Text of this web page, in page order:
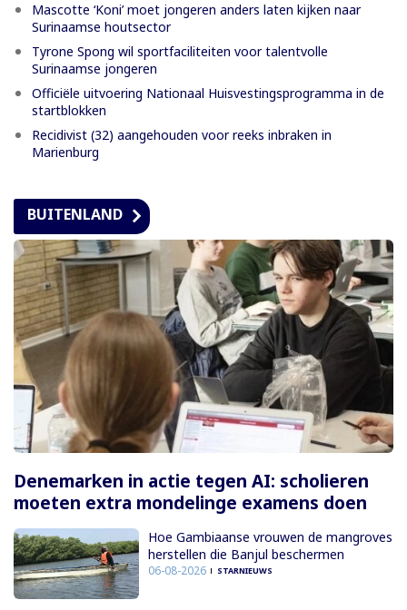
Mascotte ‘Koni’ moet jongeren anders laten kijken naar
Surinaamse houtsector
Tyrone Spong wil sportfaciliteiten voor talentvolle
Surinaamse jongeren
Officiële uitvoering Nationaal Huisvestingsprogramma in de
startblokken
Recidivist (32) aangehouden voor reeks inbraken in
Marienburg
BUITENLAND
Denemarken in actie tegen AI: scholieren
moeten extra mondelinge examens doen
Hoe Gambiaanse vrouwen de mangroves
herstellen die Banjul beschermen
06-08-2026 STARNIEUWS